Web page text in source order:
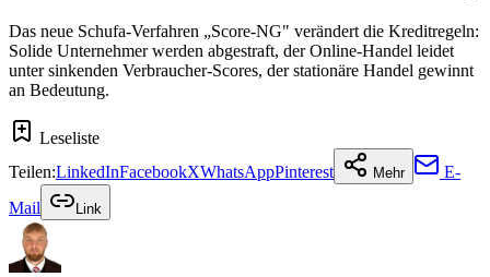
Das neue Schufa-Verfahren „Score-NG" verändert die Kreditregeln:
Solide Unternehmer werden abgestraft, der Online-Handel leidet
unter sinkenden Verbraucher-Scores, der stationäre Handel gewinnt
an Bedeutung.
Leseliste
Teilen:LinkedInFacebookXWhatsAppPinterest Mehr
E-
Mail
Link